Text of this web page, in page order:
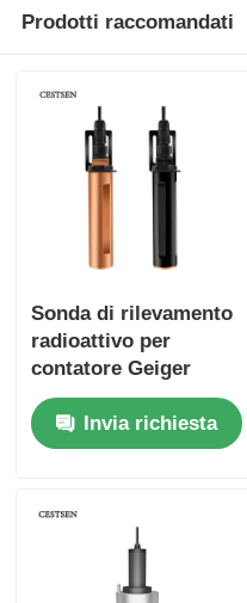
Sistema di
Rilevatore di ioni
Detettore di ozono
Taiwan Huibo
Termometro a fibra
Detettore di emissività
Prodotti raccomandati
Sonda di rilevamento
radioattivo per
contatore Geiger
RS485 Modbus per
acqua Serie RAD-
S201
Invia richiesta